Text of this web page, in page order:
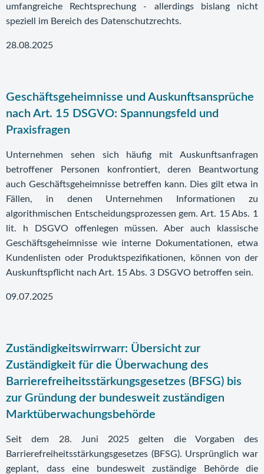
umfangreiche Rechtsprechung - allerdings bislang nicht
speziell im Bereich des Datenschutzrechts.
28.08.2025
Geschäftsgeheimnisse und Auskunftsansprüche
nach Art. 15 DSGVO: Spannungsfeld und
Praxisfragen
Unternehmen sehen sich häufig mit Auskunftsanfragen
betroffener Personen konfrontiert, deren Beantwortung
auch Geschäftsgeheimnisse betreffen kann. Dies gilt etwa in
Fällen, in denen Unternehmen Informationen zu
algorithmischen Entscheidungsprozessen gem. Art. 15 Abs. 1
lit. h DSGVO offenlegen müssen. Aber auch klassische
Geschäftsgeheimnisse wie interne Dokumentationen, etwa
Kundenlisten oder Produktspezifikationen, können von der
Auskunftspflicht nach Art. 15 Abs. 3 DSGVO betroffen sein.
09.07.2025
Zuständigkeitswirrwarr: Übersicht zur
Zuständigkeit für die Überwachung des
Barrierefreiheitsstärkungsgesetzes (BFSG) bis
zur Gründung der bundesweit zuständigen
Marktüberwachungsbehörde
Seit dem 28. Juni 2025 gelten die Vorgaben des
Barrierefreiheitsstärkungsgesetzes (BFSG). Ursprünglich war
geplant, dass eine bundesweit zuständige Behörde die